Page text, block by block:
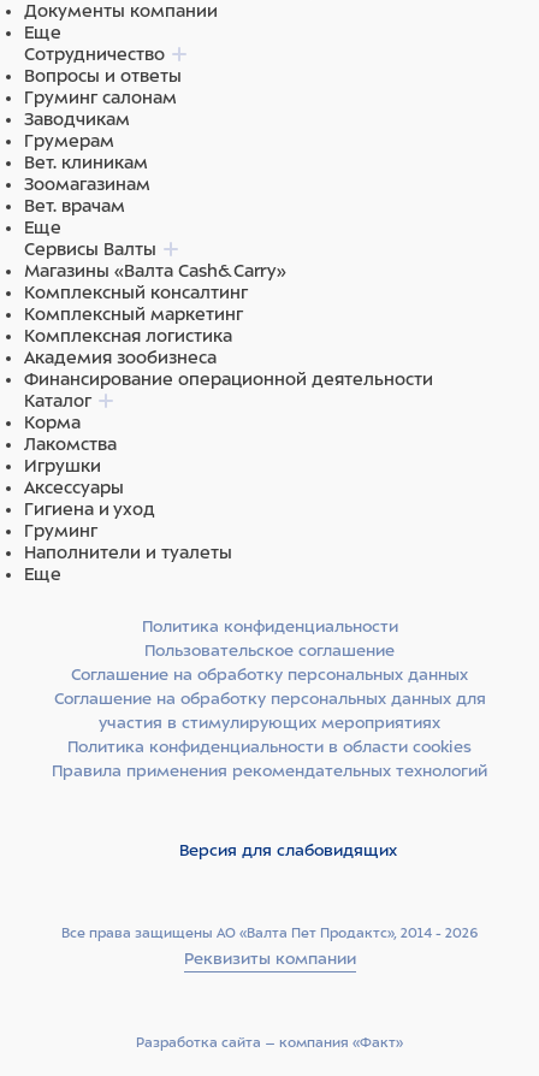
Документы компании
Еще
Сотрудничество
Вопросы и ответы
Груминг салонам
Заводчикам
Грумерам
Вет. клиникам
Зоомагазинам
Вет. врачам
Еще
Сервисы Валты
Магазины «Валта Cash&Carry»
Комплексный консалтинг
Комплексный маркетинг
Комплексная логистика
Академия зообизнеса
Финансирование операционной деятельности
Каталог
Корма
Лакомства
Игрушки
Аксессуары
Гигиена и уход
Груминг
Наполнители и туалеты
Еще
Все права защищены АО «Валта Пет Продактс», 2014 - 2026
Реквизиты компании
Политика конфиденциальности
Пользовательское соглашение
Соглашение на обработку персональных данных
Соглашение на обработку персональных данных для
участия в стимулирующих мероприятиях
Политика конфиденциальности в области cookies
Правила применения рекомендательных технологий
Версия для слабовидящих
Разработка сайта –­ компания «Факт»